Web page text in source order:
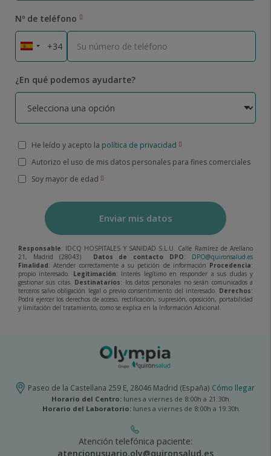
Nº de teléfono
¿En qué podemos ayudarte?
He leído y acepto la política de privacidad
Autorizo el uso de mis datos personales para fines comerciales
Soy mayor de edad
Enviar mis datos
Responsable: IDCQ HOSPITALES Y SANIDAD S.L.U. Calle Ramírez de Arellano
21, Madrid (28043)
Datos de contacto DPO: DPO@quironsalud.es
Finalidad: Atender correctamente a su petición de información Procedencia:
propio interesado. Legitimación: Interés legítimo en responder a sus dudas y
gestionar sus citas. Destinatarios: los datos personales no serán comunicados a
terceros salvo obligación legal o previo consentimiento del interesado. Derechos:
Podrá ejercer los derechos de acceso, rectificación, supresión, oposición, portabilidad
y limitación del tratamiento, como se explica en la Información Adicional.
Paseo de la Castellana 259 E, 28046 Madrid (España) Cómo llegar
Horario del Centro: lunes a viernes de 8:00h a 21:30h.
Horario del Laboratorio:lunes a viernes de 8:00h a 19:30h.
Atención telefónica paciente:
atencionusuario.oly@quironsalud.es